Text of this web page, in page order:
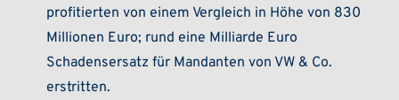
profitierten von einem Vergleich in Höhe von 830
Millionen Euro; rund eine Milliarde Euro
Schadensersatz für Mandanten von VW & Co.
erstritten.